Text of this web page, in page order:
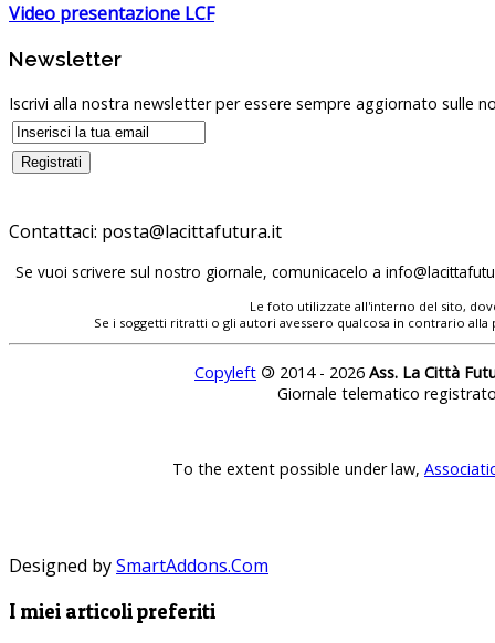
Video presentazione LCF
Newsletter
Iscrivi alla nostra newsletter per essere sempre aggiornato sulle
Contattaci: posta@lacittafutura.it
Se vuoi scrivere sul nostro giornale, comunicacelo a
Le foto utilizzate all'interno del sito,
Se i soggetti ritratti o gli autori avessero qualcosa in contrario
Copyleft © 2014 - 2026 Ass. La Città
Giornale telematico
To the extent possible under law,
Designed bySmartAddons.Com
I miei articoli preferiti